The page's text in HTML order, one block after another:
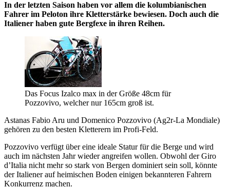
In der letzten Saison haben vor allem die kolumbianischen
Fahrer im Peloton ihre Kletterstärke bewiesen. Doch auch die
Italiener haben gute Bergfexe in ihren Reihen.
Das Focus Izalco max in der Größe 48cm für
Pozzovivo, welcher nur 165cm groß ist.
Astanas Fabio Aru und Domenico Pozzovivo (Ag2r-La Mondiale)
gehören zu den besten Kletterern im Profi-Feld.
Pozzovivo verfügt über eine ideale Statur für die Berge und wird
auch im nächsten Jahr wieder angreifen wollen. Obwohl der Giro
d’Italia nicht mehr so stark von Bergen dominiert sein soll, könnte
der Italiener auf heimischen Boden einigen bekannteren Fahrern
Konkurrenz machen.